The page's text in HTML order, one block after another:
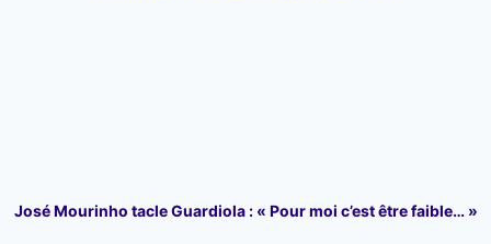
José Mourinho tacle Guardiola : « Pour moi c’est être faible… »